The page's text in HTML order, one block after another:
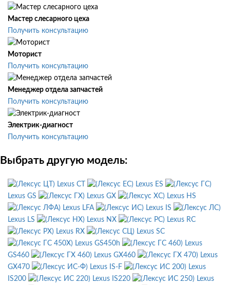
Мастер слесарного цеха
Получить консультацию
Моторист
Получить консультацию
Менеджер отдела запчастей
Получить консультацию
Электрик-диагност
Получить консультацию
Выбрать другую модель:
Lexus CT
Lexus ES
Lexus GS
Lexus GX
Lexus HS
Lexus LFA
Lexus IS
Lexus LS
Lexus NX
Lexus RC
Lexus RX
Lexus SC
Lexus GS450h
Lexus
GS460
Lexus GX460
Lexus
GX470
Lexus IS-F
Lexus
IS200
Lexus IS220
Lexus